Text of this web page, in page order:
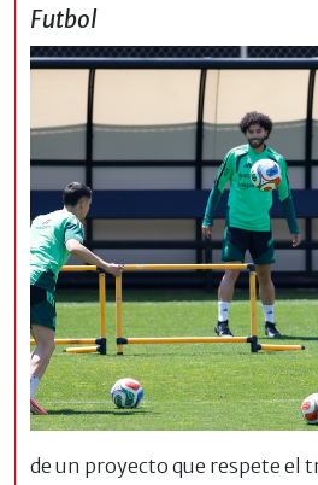
Futbol
de un proyecto que respete el